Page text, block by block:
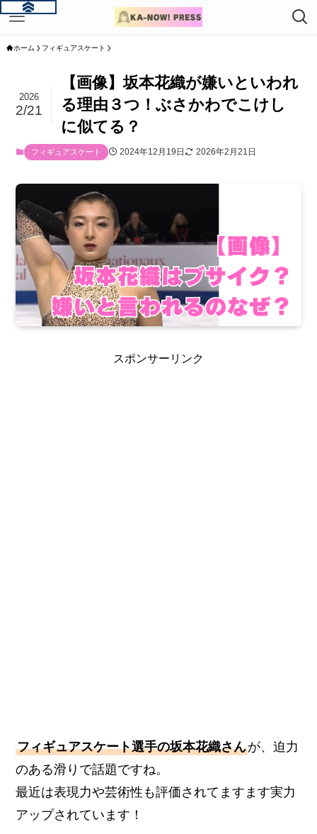
ホーム フィギュアスケート
【画像】坂本花織が嫌いといわれ
る理由３つ！ぶさかわでこけし
に似てる？
2026
2/21
フィギュアスケート 2024年12月19日 2026年2月21日
スポンサーリンク
フィギュアスケート選手の坂本花織さんが、迫力
のある滑りで話題ですね。
最近は表現力や芸術性も評価されてますます実力
アップされています！